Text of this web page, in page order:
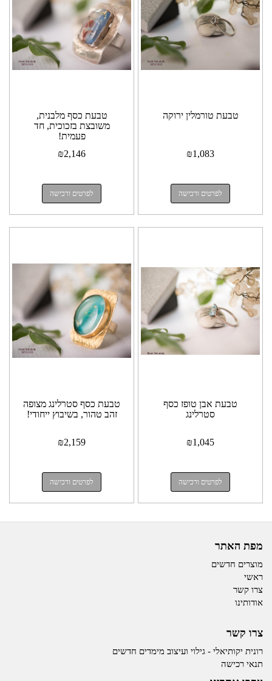
טבעת טורמלין ירוקה
₪1,083
לפרטים ורכישה
טבעת כסף מלבנית,
משובצת בזכוכית, חד
פעמית!
₪2,146
לפרטים ורכישה
טבעת אבן טופז כסף
סטרלינג
₪1,045
לפרטים ורכישה
טבעת כסף סטרלינג מצופה
זהב טהור, בשיבוץ ייחודי!
₪2,159
לפרטים ורכישה
מפת האתר
מוצרים חדשים
ראשי
צרו קשר
אודותינו
צרו קשר
רונית יקותיאלי - גילוי ועיצוב מימדים חדשים
תנאי רכישה